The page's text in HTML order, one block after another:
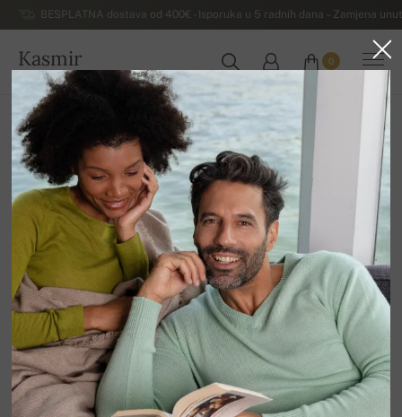
BESPLATNA dostava od 400€ - Isporuka u 5 radnih dana – Zamjena
Kasmir
HRVATSKA
0
Kuća
Luksuzni ženski džemperi od kašmira
Ženski džemperi od jaka